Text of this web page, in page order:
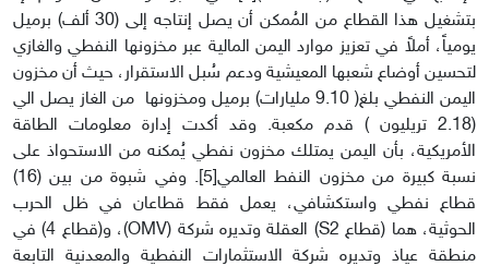
بتشغيل هذا القطاع من المُمكن أن يصل إنتاجه إلى (30 ألف) برميل
يومياً، أملاً في تعزيز موارد اليمن المالية عبر مخزونها النفطي والغازي
لتحسين أوضاع شعبها المعيشية ودعم سُبل الاستقرار، حيث أن مخزون
اليمن النفطي بلغ( 9.10 مليارات) برميل ومخزونها من الغاز يصل الي
(2.18 تريليون ) قدم مكعبة. وقد أكدت إدارة معلومات الطاقة
الأمريكية، بأن اليمن يمتلك مخزون نفطي يُمكنه من الاستحواذ على
نسبة كبيرة من مخزون النفط العالمي[5]. وفي شبوة من بين (16)
قطاع نفطي واستكشافي، يعمل فقط قطاعان في ظل الحرب
الحوثية، هما (قطاع S2) العقلة وتديره شركة (OMV)، و(قطاع 4) في
منطقة عياذ وتديره شركة الاستثمارات النفطية والمعدنية التابعة